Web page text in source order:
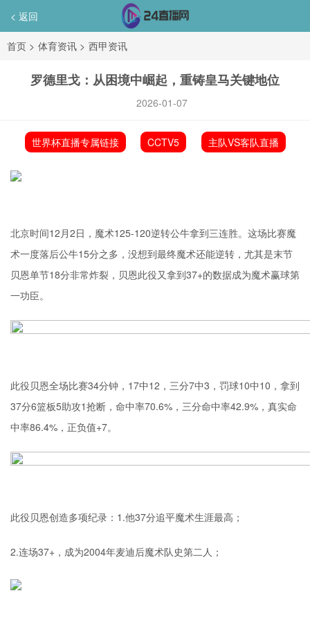
< 返回
首页 > 体育资讯 > 西甲资讯
罗德里戈：从困境中崛起，重铸皇马关键地位
2026-01-07
世界杯直播专属链接 CCTV5 主队VS客队直播
北京时间12月2日，魔术125-120逆转公牛拿到三连胜。这场比赛魔
术一度落后公牛15分之多，没想到最终魔术还能逆转，尤其是末节
贝恩单节18分非常炸裂，贝恩此役又拿到37+的数据成为魔术赢球第
一功臣。
此役贝恩全场比赛34分钟，17中12，三分7中3，罚球10中10，拿到
37分6篮板5助攻1抢断，命中率70.6%，三分命中率42.9%，真实命
中率86.4%，正负值+7。
此役贝恩创造多项纪录：1.他37分追平魔术生涯最高；
2.连场37+，成为2004年麦迪后魔术队史第二人；